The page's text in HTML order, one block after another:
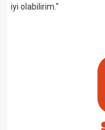
iyi olabilirim."